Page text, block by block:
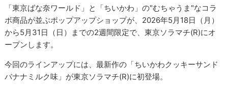
「東京ばな奈ワールド」と「ちいかわ」の"むちゃうま"なコラ
ボ商品が並ぶポップアップショップが、2026年5月18日（月）
から5月31日（日）までの2週間限定で、東京ソラマチ(R)にオ
ープンします。
今回のラインアップには、最新作の「ちいかわクッキーサンド
バナナミルク味」が東京ソラマチ(R)に初登場。